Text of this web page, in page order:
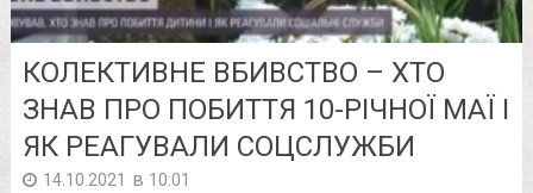
КОЛЕКТИВНЕ ВБИВСТВО – ХТО
ЗНАВ ПРО ПОБИТТЯ 10-РІЧНОЇ МАЇ І
ЯК РЕАГУВАЛИ СОЦСЛУЖБИ
14.10.2021 в 10:01